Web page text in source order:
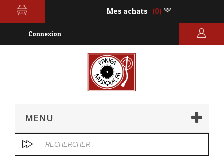
Mes achats (0)
Connexion
MENU